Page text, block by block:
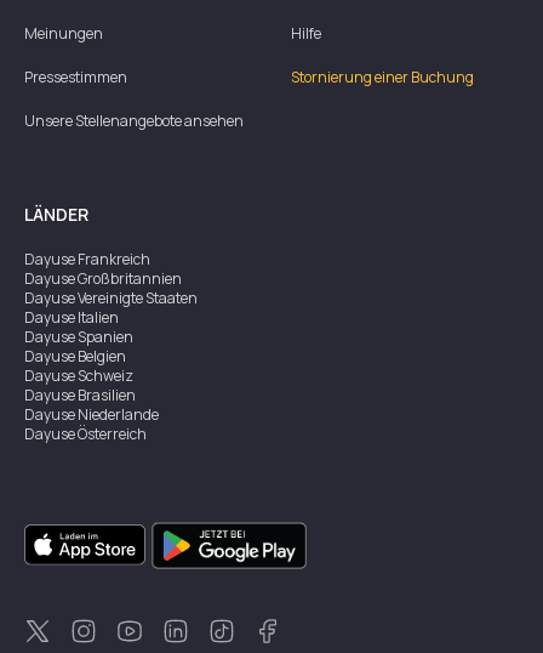
Meinungen
Pressestimmen
Unsere Stellenangebote ansehen
Hilfe
Stornierung einer Buchung
LÄNDER
DayuseFrankreich
DayuseGroßbritannien
DayuseVereinigte Staaten
DayuseItalien
DayuseSpanien
DayuseBelgien
DayuseSchweiz
DayuseBrasilien
DayuseNiederlande
DayuseÖsterreich
DayuseSingapur
DayuseZweden
DayuseThailand
DayuseNeuseeland
DayuseTürkei